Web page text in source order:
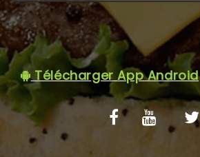
Télécharger App Android